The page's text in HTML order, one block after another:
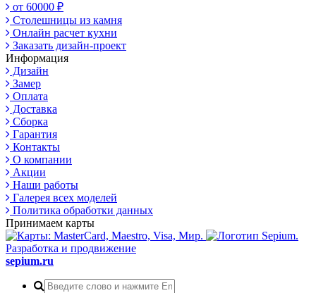
от 60000 ₽
Столешницы из камня
Онлайн расчет кухни
Заказать дизайн-проект
Информация
Дизайн
Замер
Оплата
Доставка
Сборка
Гарантия
Контакты
О компании
Акции
Наши работы
Галерея всех моделей
Политика обработки данных
Принимаем карты
Разработка и продвижение
sepium.ru